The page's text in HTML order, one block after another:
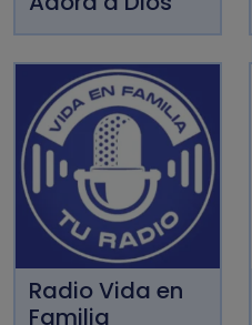
Radio Vida en
Familia